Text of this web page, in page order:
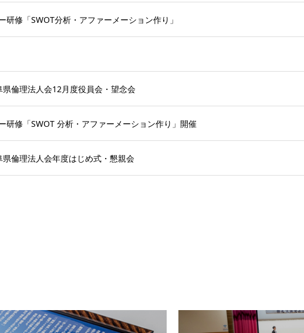
研修「SWOT分析・アファーメーション作り」
県倫理法人会12月度役員会・望念会
研修「SWOT 分析・アファーメーション作り」開催
県倫理法人会年度はじめ式・懇親会